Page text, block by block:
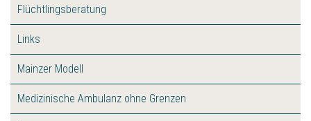
Flüchtlingsberatung
Links
Mainzer Modell
Medizinische Ambulanz ohne Grenzen